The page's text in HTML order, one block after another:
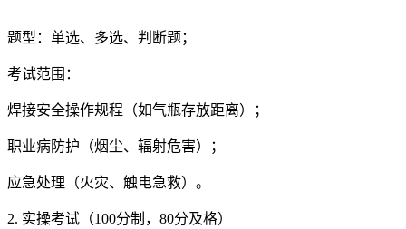
题型：单选、多选、判断题；
考试范围：
焊接安全操作规程（如气瓶存放距离）；
职业病防护（烟尘、辐射危害）；
应急处理（火灾、触电急救）。
2. 实操考试（100分制，80分及格）